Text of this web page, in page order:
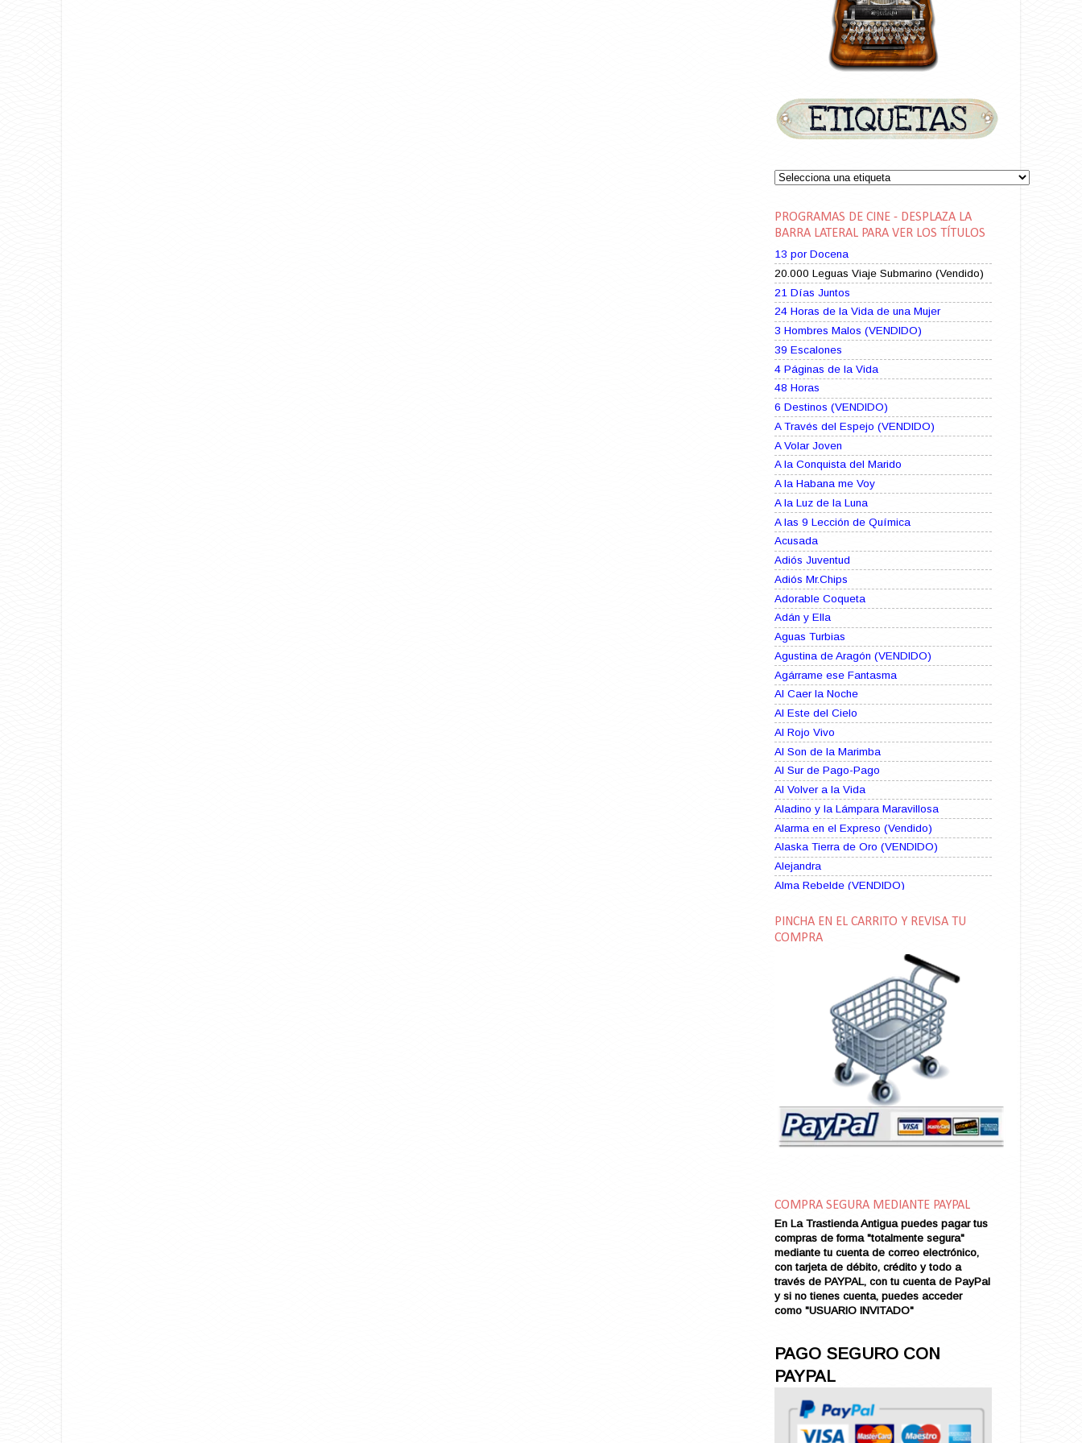
PROGRAMAS DE CINE - DESPLAZA LA
BARRA LATERAL PARA VER LOS TÍTULOS
13 por Docena
20.000 Leguas Viaje Submarino (Vendido)
21 Días Juntos
24 Horas de la Vida de una Mujer
3 Hombres Malos (VENDIDO)
39 Escalones
4 Páginas de la Vida
48 Horas
6 Destinos (VENDIDO)
A Través del Espejo (VENDIDO)
A Volar Joven
A la Conquista del Marido
A la Habana me Voy
A la Luz de la Luna
A las 9 Lección de Química
Acusada
Adiós Juventud
Adiós Mr.Chips
Adorable Coqueta
Adán y Ella
Aguas Turbias
Agustina de Aragón (VENDIDO)
Agárrame ese Fantasma
Al Caer la Noche
Al Este del Cielo
Al Rojo Vivo
Al Son de la Marimba
Al Sur de Pago-Pago
Al Volver a la Vida
Aladino y la Lámpara Maravillosa
Alarma en el Expreso (Vendido)
Alaska Tierra de Oro (VENDIDO)
Alejandra
Alma Rebelde (VENDIDO)
Alma en Suplicio (VENDIDO)
Almas Borrascosas
Amame esta Noche (VENDIDO)
Amanda La Paciente Peligrosa
Amarga Victoria
Amor a Medianoche
Amor en Conserva (VENDIDO)
Amor que Mata
Amor sin Refugio
Ana de Brooklyn
Ana y El Rey de Siam
Anatomía de un Asesinato
Andrés Harvey Millonario (VENDIDO)
Andrés Harvey Tenorio
Andrés Harvey se Enamora (VENDIDO)
Aníbal
Aquella Noche en Rio
Arenas Sangrientas
Argel (VENDIDO)
Armonías de Juventud (VENDIDO)
PINCHA EN EL CARRITO Y REVISA TU
COMPRA
COMPRA SEGURA MEDIANTE PAYPAL
En La Trastienda Antigua puedes pagar tus
compras de forma "totalmente segura"
mediante tu cuenta de correo electrónico,
con tarjeta de débito, crédito y todo a
través de PAYPAL, con tu cuenta de PayPal
y si no tienes cuenta, puedes acceder
como "USUARIO INVITADO"
PAGO SEGURO CON
PAYPAL